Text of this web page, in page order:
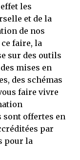
les
et de la
de nos
faire, la
sur des outils
mises en
des schémas
faire vivre
offertes en
par
pour la